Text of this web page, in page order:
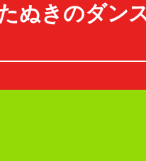
ぬきのダン